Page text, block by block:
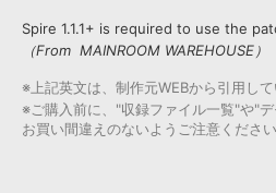
Spire 1.1.1+ is required to use the
（From MAINROOM WAREHOUSE）
※上記英文は、制作元WEBから引用して
※ご購入前に、"収録ファイル一覧"や"デ
お買い間違えのないようご注意ください